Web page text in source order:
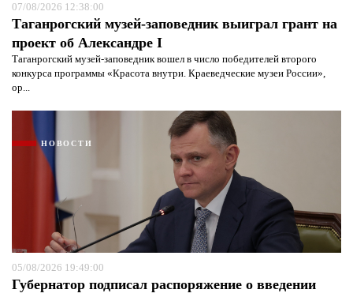
07/08/2026 12:38:00
Таганрогский музей-заповедник выиграл грант на
проект об Александре I
Таганрогский музей-заповедник вошел в число победителей второго
конкурса программы «Красота внутри. Краеведческие музеи России»,
ор...
НОВОСТИ
05/08/2026 19:49:00
Губернатор подписал распоряжение о введении